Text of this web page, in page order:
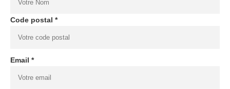
Code postal *
Email *